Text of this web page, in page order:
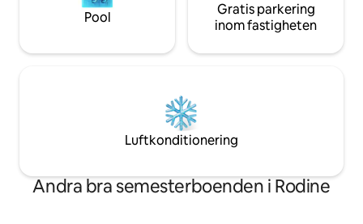
Pool
Gratis parkering
inom fastigheten
Luftkonditionering
Andra bra semesterboenden i Rodine